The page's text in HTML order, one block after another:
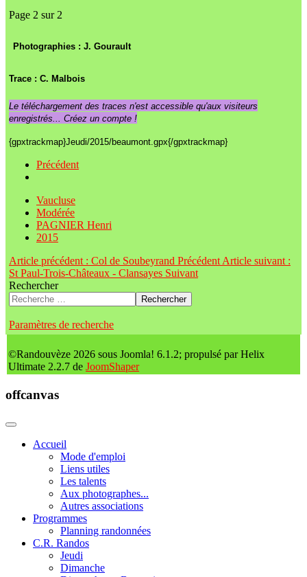
Page 2 sur 2
Photographies : J. Gourault
Trace : C. Malbois
Le téléchargement des traces n'est accessible qu'aux visiteurs
enregistrés... Créez un compte !
{gpxtrackmap}Jeudi/2015/beaumont.gpx{/gpxtrackmap}
Précédent
Vaucluse
Modérée
PAGNIER Henri
2015
Article précédent : Col de Soubeyrand Précédent Article suivant :
St Paul-Trois-Châteaux - Clansayes Suivant
Rechercher
Rechercher
Paramètres de recherche
©Randouvèze 2026 sous Joomla! 6.1.2; propulsé par Helix
Ultimate 2.2.7 de JoomShaper
offcanvas
Accueil
Mode d'emploi
Liens utiles
Les talents
Aux photographes...
Autres associations
Programmes
Planning randonnées
C.R. Randos
Jeudi
Dimanche